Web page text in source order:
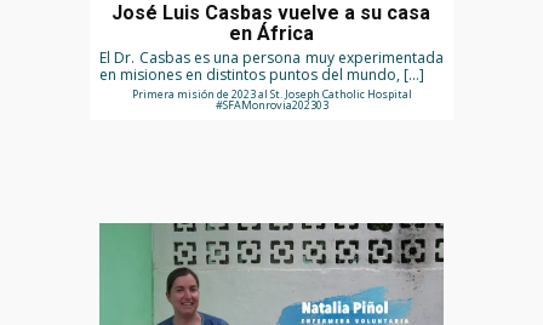
José Luis Casbas vuelve a su casa
en África
El Dr. Casbas es una persona muy experimentada
en misiones en distintos puntos del mundo, […]
Primera misión de 2023 al St. Joseph Catholic Hospital
#SFAMonrovia202303